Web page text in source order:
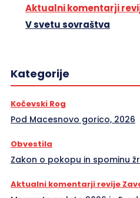
Aktualni komentarji
V svetu sovraštva
Kategorije
Kočevski Rog
Pod Macesnovo gorico, 2026
Obvestila
Zakon o pokopu in spominu
Aktualni komentarji revije